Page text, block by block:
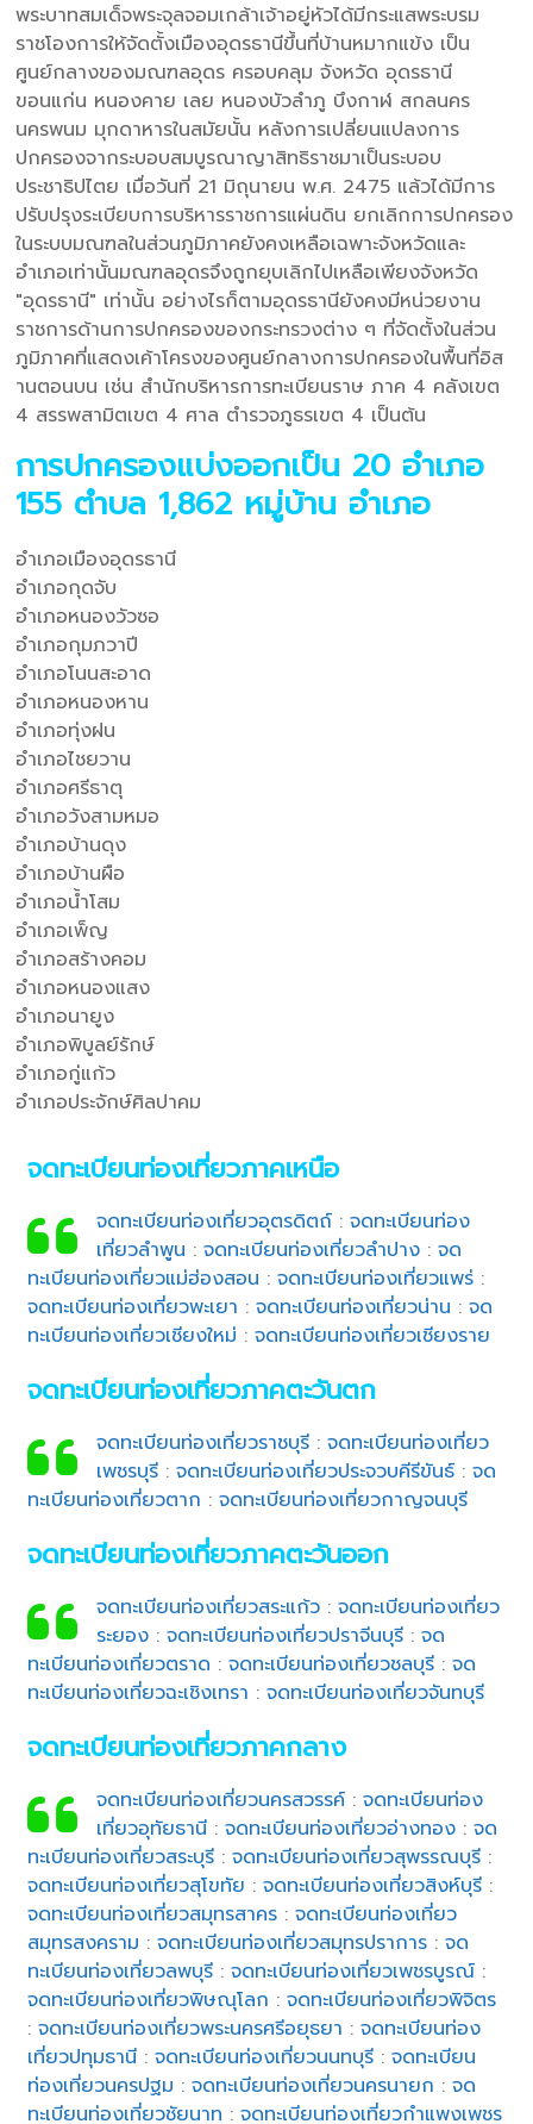
พระบาทสมเด็จพระจุลจอมเกล้าเจ้าอยู่หัวได้มีกระแสพระบรม
ราชโองการให้จัดตั้งเมืองอุดรธานีขึ้นที่บ้านหมากแข้ง เป็น
ศูนย์กลางของมณฑลอุดร ครอบคลุม จังหวัด อุดรธานี
ขอนแก่น หนองคาย เลย หนองบัวลำภู บึงกาฬ สกลนคร
นครพนม มุกดาหารในสมัยนั้น หลังการเปลี่ยนแปลงการ
ปกครองจากระบอบสมบูรณาญาสิทธิราชมาเป็นระบอบ
ประชาธิปไตย เมื่อวันที่ 21 มิถุนายน พ.ศ. 2475 แล้วได้มีการ
ปรับปรุงระเบียบการบริหารราชการแผ่นดิน ยกเลิกการปกครอง
ในระบบมณฑลในส่วนภูมิภาคยังคงเหลือเฉพาะจังหวัดและ
อำเภอเท่านั้นมณฑลอุดรจึงถูกยุบเลิกไปเหลือเพียงจังหวัด
"อุดรธานี" เท่านั้น อย่างไรก็ตามอุดรธานียังคงมีหน่วยงาน
ราชการด้านการปกครองของกระทรวงต่าง ๆ ที่จัดตั้งในส่วน
ภูมิภาคที่แสดงเค้าโครงของศูนย์กลางการปกครองในพื้นที่อิส
านตอนบน เช่น สำนักบริหารการทะเบียนราษ ภาค 4 คลังเขต
4 สรรพสามิตเขต 4 ศาล ตำรวจภูธรเขต 4 เป็นต้น
การปกครองแบ่งออกเป็น 20 อำเภอ
155 ตำบล 1,862 หมู่บ้าน อำเภอ
อำเภอเมืองอุดรธานี
อำเภอกุดจับ
อำเภอหนองวัวซอ
อำเภอกุมภวาปี
อำเภอโนนสะอาด
อำเภอหนองหาน
อำเภอทุ่งฝน
อำเภอไชยวาน
อำเภอศรีธาตุ
อำเภอวังสามหมอ
อำเภอบ้านดุง
อำเภอบ้านผือ
อำเภอน้ำโสม
อำเภอเพ็ญ
อำเภอสร้างคอม
อำเภอหนองแสง
อำเภอนายูง
อำเภอพิบูลย์รักษ์
อำเภอกู่แก้ว
อำเภอประจักษ์ศิลปาคม
จดทะเบียนท่องเที่ยวภาคเหนือ
จดทะเบียนท่องเที่ยวอุตรดิตถ์: จดทะเบียนท่อง
เที่ยวลำพูน : จดทะเบียนท่องเที่ยวลำปาง: จด
ทะเบียนท่องเที่ยวแม่ฮ่องสอน :จดทะเบียนท่องเที่ยวแพร่ :
จดทะเบียนท่องเที่ยวพะเยา :จดทะเบียนท่องเที่ยวน่าน :จด
ทะเบียนท่องเที่ยวเชียงใหม่ :จดทะเบียนท่องเที่ยวเชียงราย
จดทะเบียนท่องเที่ยวภาคตะวันตก
จดทะเบียนท่องเที่ยวราชบุรี: จดทะเบียนท่องเที่ยว
เพชรบุรี: จดทะเบียนท่องเที่ยวประจวบคีรีขันธ์: จด
ทะเบียนท่องเที่ยวตาก :จดทะเบียนท่องเที่ยวกาญจนบุรี
จดทะเบียนท่องเที่ยวภาคตะวันออก
จดทะเบียนท่องเที่ยวสระแก้ว: จดทะเบียนท่องเที่ยว
ระยอง: จดทะเบียนท่องเที่ยวปราจีนบุรี: จด
ทะเบียนท่องเที่ยวตราด :จดทะเบียนท่องเที่ยวชลบุรี :จด
ทะเบียนท่องเที่ยวฉะเชิงเทรา :จดทะเบียนท่องเที่ยวจันทบุรี
จดทะเบียนท่องเที่ยวภาคกลาง
จดทะเบียนท่องเที่ยวนครสวรรค์: จดทะเบียนท่อง
เที่ยวอุทัยธานี: จดทะเบียนท่องเที่ยวอ่างทอง: จด
ทะเบียนท่องเที่ยวสระบุรี :จดทะเบียนท่องเที่ยวสุพรรณบุรี :
จดทะเบียนท่องเที่ยวสุโขทัย :จดทะเบียนท่องเที่ยวสิงห์บุรี :
จดทะเบียนท่องเที่ยวสมุทรสาคร :จดทะเบียนท่องเที่ยว
สมุทรสงคราม :จดทะเบียนท่องเที่ยวสมุทรปราการ :จด
ทะเบียนท่องเที่ยวลพบุรี :จดทะเบียนท่องเที่ยวเพชรบูรณ์ :
จดทะเบียนท่องเที่ยวพิษณุโลก :จดทะเบียนท่องเที่ยวพิจิตร
:จดทะเบียนท่องเที่ยวพระนครศรีอยุธยา :จดทะเบียนท่อง
เที่ยวปทุมธานี :จดทะเบียนท่องเที่ยวนนทบุรี :จดทะเบียน
ท่องเที่ยวนครปฐม :จดทะเบียนท่องเที่ยวนครนายก :จด
ทะเบียนท่องเที่ยวชัยนาท :จดทะเบียนท่องเที่ยวกำแพงเพชร